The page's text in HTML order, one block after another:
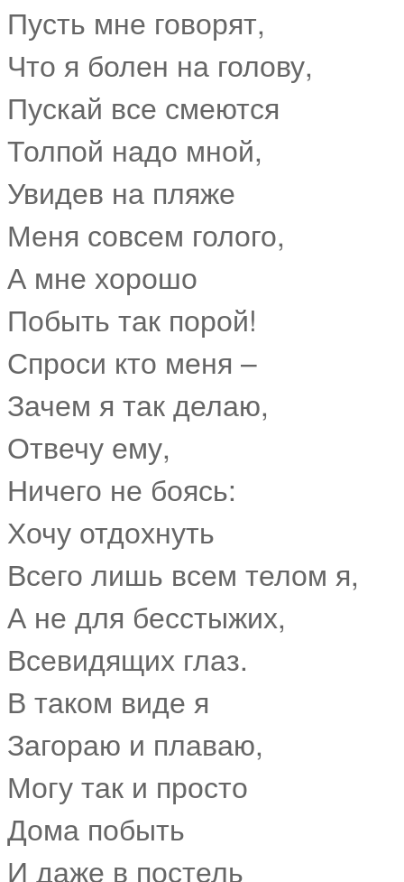
Пусть мне говорят,
Что я болен на голову,
Пускай все смеются
Толпой надо мной,
Увидев на пляже
Меня совсем голого,
А мне хорошо
Побыть так порой!
Спроси кто меня –
Зачем я так делаю,
Отвечу ему,
Ничего не боясь:
Хочу отдохнуть
Всего лишь всем телом я,
А не для бесстыжих,
Всевидящих глаз.
В таком виде я
Загораю и плаваю,
Могу так и просто
Дома побыть
И даже в постель